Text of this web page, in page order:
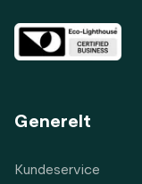
Generelt
Kundeservice